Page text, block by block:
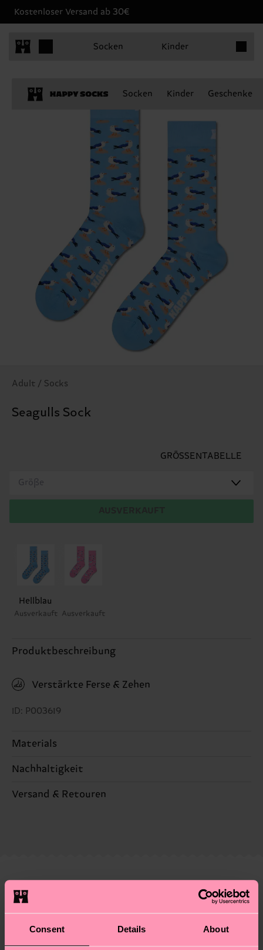
Consent Details About
Kostenloser Versand ab 30€
Socken Kinder
Socken Kinder Geschenke
Adult / Socks
Seagulls Sock
GRÖSSENTABELLE
Größe
Hellblau
Ausverkauft Ausverkauft
Produktbeschreibung
Verstärkte Ferse & Zehen
ID: P003619
Materials
86% Cotton, 12% Polyamide, 2% Elastane
Nachhaltigkeit
Nachhaltigkeit ist mehr als nur Qualität und
Versand & Retouren
dass es sich hierbei um einen Richtwert handelt
und die genaue Lieferzeit von der lokalen Post in
deinem Land abhängt.
Ähnliche muster